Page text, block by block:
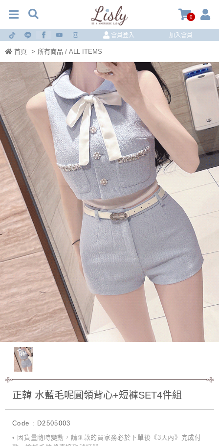
0
會員登入 加入會員
首頁 > 所有商品 / ALL ITEMS
正韓 水藍毛呢圓領背心+短褲SET4件組
Code : D2505003
• 因貨量隨時變動，請匯款的買家務必於下單後《3天內》完成付